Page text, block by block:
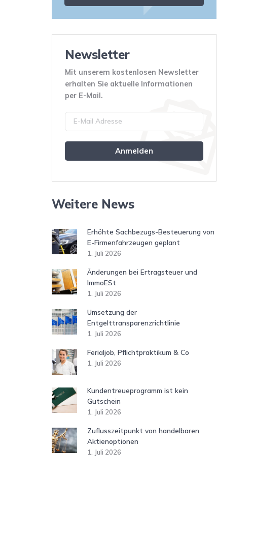
Newsletter
Mit unserem kostenlosen Newsletter
erhalten Sie aktuelle Informationen
per E-Mail.
Weitere News
Erhöhte Sachbezugs-Besteuerung von
E-Firmenfahrzeugen geplant
1. Juli 2026
Änderungen bei Ertragsteuer und
ImmoESt
1. Juli 2026
Umsetzung der
Entgelttransparenzrichtlinie
1. Juli 2026
Ferialjob, Pflichtpraktikum & Co
1. Juli 2026
Kundentreueprogramm ist kein
Gutschein
1. Juli 2026
Zuflusszeitpunkt von handelbaren
Aktienoptionen
1. Juli 2026